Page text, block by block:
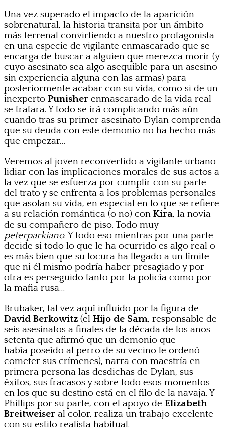
Una vez superado el impacto de la aparición
sobrenatural, la historia transita por un ámbito
más terrenal convirtiendo a nuestro protagonista
en una especie de vigilante enmascarado que se
encarga de buscar a alguien que merezca morir (y
cuyo asesinato sea algo asequible para un asesino
sin experiencia alguna con las armas) para
posteriormente acabar con su vida, como si de un
inexperto Punisher enmascarado de la vida real
se tratara. Y todo se irá complicando más aún
cuando tras su primer asesinato Dylan comprenda
que su deuda con este demonio no ha hecho más
que empezar…
Veremos al joven reconvertido a vigilante urbano
lidiar con las implicaciones morales de sus actos a
la vez que se esfuerza por cumplir con su parte
del trato y se enfrenta a los problemas personales
que asolan su vida, en especial en lo que se refiere
a su relación romántica (o no) con Kira, la novia
de su compañero de piso. Todo muy
peterparkiano. Y todo eso mientras por una parte
decide si todo lo que le ha ocurrido es algo real o
es más bien que su locura ha llegado a un límite
que ni él mismo podría haber presagiado y por
otra es perseguido tanto por la policía como por
la mafia rusa…
Brubaker, tal vez aquí influido por la figura de
David Berkowitz (el Hijo de Sam, responsable de
seis asesinatos a finales de la década de los años
setenta que afirmó que un demonio que
había poseído al perro de su vecino le ordenó
cometer sus crímenes), narra con maestría en
primera persona las desdichas de Dylan, sus
éxitos, sus fracasos y sobre todo esos momentos
en los que su destino está en el filo de la navaja. Y
Phillips por su parte, con el apoyo de Elizabeth
Breitweiser al color, realiza un trabajo excelente
con su estilo realista habitual.